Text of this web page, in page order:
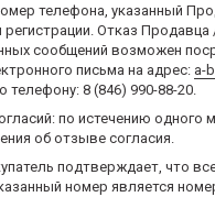
телефона, указанный
Отказ Продавца
сообщений возможен
письма на адрес: a-
телефону: 8 (846) 990-88-20.
по истечению одного
об отзыве согласия.
подтверждает, что
номер является